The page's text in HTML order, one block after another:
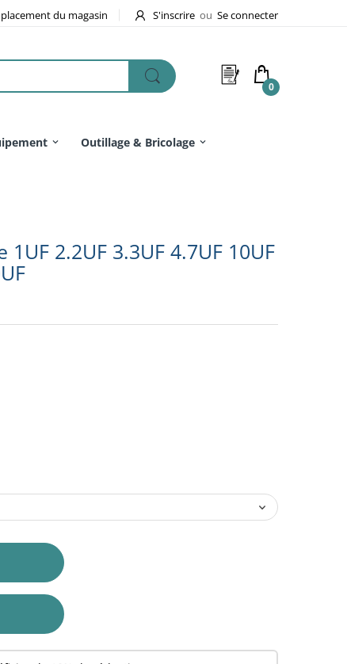
du magasin S'inscrire ou Se connecter
0
Outillage & Bricolage
2.2UF 3.3UF 4.7UF 10UF